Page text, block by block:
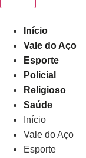
Início
Vale do Aço
Esporte
Policial
Religioso
Saúde
Início
Vale do Aço
Esporte